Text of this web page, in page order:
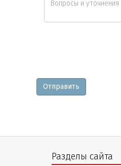
mail
Отправить
Разделы сайта